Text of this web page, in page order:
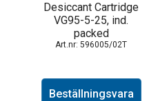
Desiccant Cartridge
VG95-5-25, ind.
packed
596005/02T
Beställningsvara